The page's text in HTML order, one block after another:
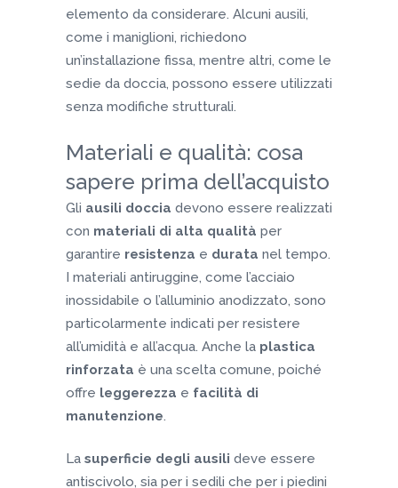
elemento da considerare. Alcuni ausili,
come i maniglioni, richiedono
un’installazione fissa, mentre altri, come le
sedie da doccia, possono essere utilizzati
senza modifiche strutturali.
Materiali e qualità: cosa
sapere prima dell’acquisto
Gli ausili doccia devono essere realizzati
con materiali di alta qualità per
garantire resistenza e durata nel tempo.
I materiali antiruggine, come l’acciaio
inossidabile o l’alluminio anodizzato, sono
particolarmente indicati per resistere
all’umidità e all’acqua. Anche la plastica
rinforzata è una scelta comune, poiché
offre leggerezza e facilità di
manutenzione.
La superficie degli ausili deve essere
antiscivolo, sia per i sedili che per i piedini